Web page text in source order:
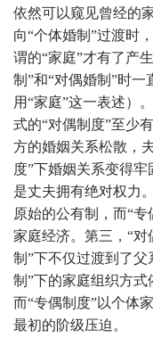
依然可以窥见曾经的
向“个体婚制”过渡时
谓的“家庭”才有了产
制”和“对偶婚制”时一
用“家庭”这一表述）
式的“对偶制度”至少
方的婚姻关系松散，
度”下婚姻关系变得
是丈夫拥有绝对权力
原始的公有制，而“
家庭经济。第三，“对
制”下不仅过渡到了
制”下的家庭组织方式
而“专偶制度”以个体
最初的阶级压迫。